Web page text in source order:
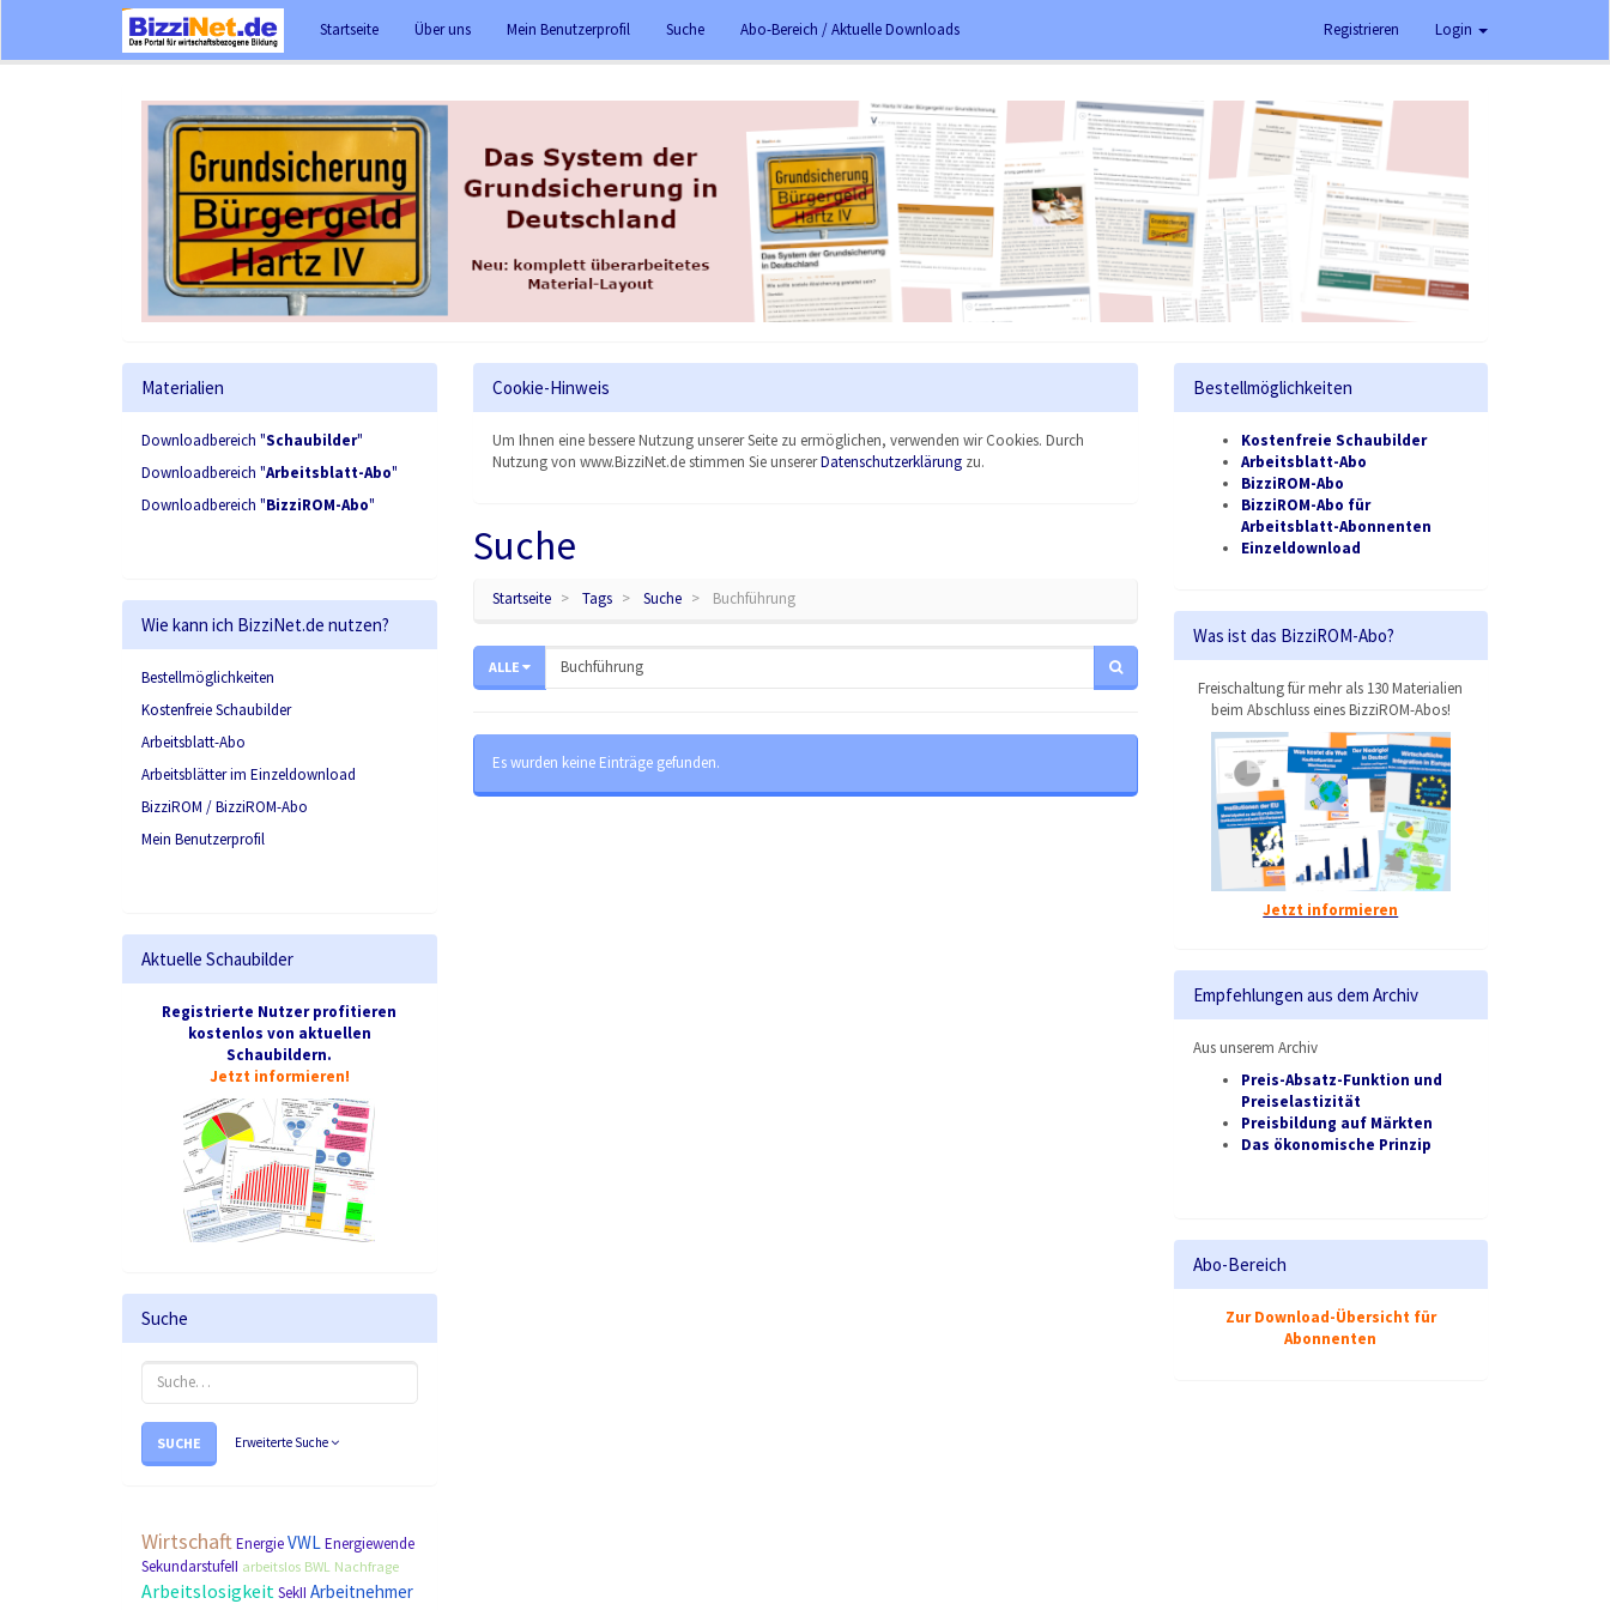
Startseite Über uns Mein Benutzerprofil Suche Abo-Bereich / Aktuelle Downloads Registrieren Login
Materialien
Downloadbereich "Schaubilder"
Downloadbereich "Arbeitsblatt-Abo"
Downloadbereich "BizziROM-Abo"
Wie kann ich BizziNet.de nutzen?
Bestellmöglichkeiten
Kostenfreie Schaubilder
Arbeitsblatt-Abo
Arbeitsblätter im Einzeldownload
BizziROM / BizziROM-Abo
Mein Benutzerprofil
Aktuelle Schaubilder
Registrierte Nutzer profitieren
kostenlos von aktuellen
Schaubildern.
Jetzt informieren!
Suche
SUCHE Erweiterte Suche
WirtschaftEnergieVWL Energiewende
SekundarstufeII arbeitslos BWL Nachfrage
Arbeitslosigkeit SekII Arbeitnehmer
Cookie-Hinweis
Um Ihnen eine bessere Nutzung unserer Seite zu ermöglichen, verwenden wir Cookies. Durch
Nutzung von www.BizziNet.de stimmen Sie unsererDatenschutzerklärungzu.
Suche
Startseite Tags Suche Buchführung
ALLE
Es wurden keine Einträge gefunden.
Bestellmöglichkeiten
Kostenfreie Schaubilder
Arbeitsblatt-Abo
BizziROM-Abo
BizziROM-Abo für
Arbeitsblatt-Abonnenten
Einzeldownload
Was ist das BizziROM-Abo?
Freischaltung für mehr als 130 Materialien
beim Abschluss eines BizziROM-Abos!
Jetzt informieren
Empfehlungen aus dem Archiv
Aus unserem Archiv
Preis-Absatz-Funktion und
Preiselastizität
Preisbildung auf Märkten
Das ökonomische Prinzip
Abo-Bereich
Zur Download-Übersicht für
Abonnenten